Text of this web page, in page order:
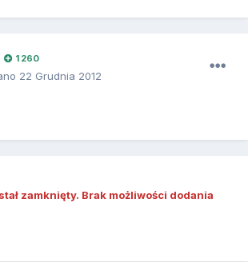
1 260
22 Grudnia 2012
zamknięty. Brak możliwości dodania